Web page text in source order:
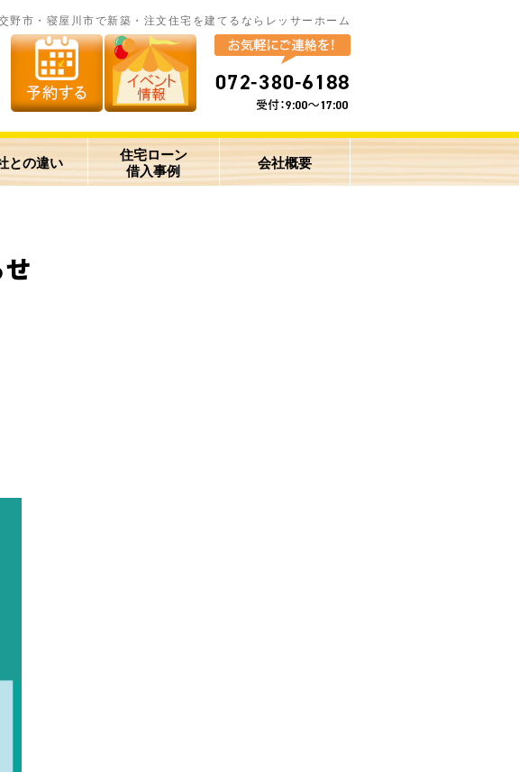
野市・寝屋川市で新築・注文住宅を建てるならレッサーホーム
との違い
住宅ローン
借入事例
会社概要